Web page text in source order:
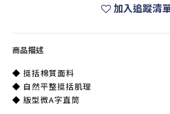
加入追蹤清
商品描述
◆ 挺括棉質面料
◆ 自然平整挺括肌理
◆ 版型微A字直筒